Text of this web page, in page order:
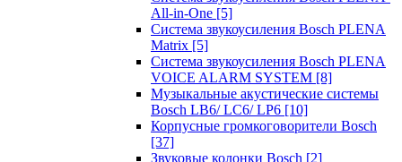
All-in-One [5]
Система звукоусиления Bosch PLENA
Matrix [5]
Система звукоусиления Bosch PLENA
VOICE ALARM SYSTEM [8]
Музыкальные акустические системы
Bosch LB6/ LC6/ LP6 [10]
Корпусные громкоговорители Bosch
[37]
Звуковые колонки Bosch [2]